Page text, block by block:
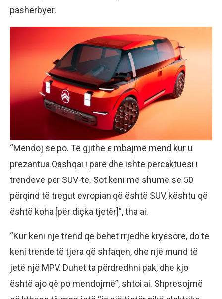
pashërbyer.
“Mendoj se po. Të gjithë e mbajmë mend kur u
prezantua Qashqai i parë dhe ishte përcaktuesi i
trendeve për SUV-të. Sot keni më shumë se 50
përqind të tregut evropian që është SUV, kështu që
është koha [për diçka tjetër]”, tha ai.
“Kur keni një trend që bëhet rrjedhë kryesore, do të
keni trende të tjera që shfaqen, dhe një mund të
jetë një MPV. Duhet ta përdredhni pak, dhe kjo
është ajo që po mendojmë”, shtoi ai. Shpresojmë